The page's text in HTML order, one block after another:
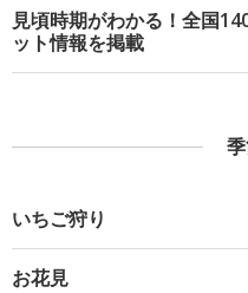
見頃時期がわかる！全国
ット情報を掲載
いちご狩り
お花見